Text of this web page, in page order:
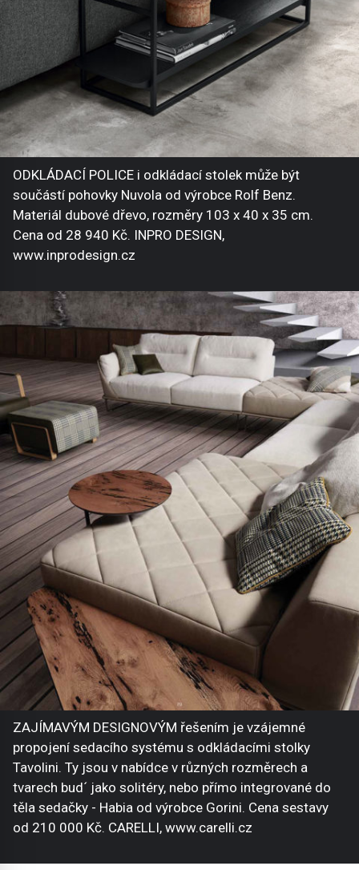
ODKLÁDACÍ POLICE i odkládací stolek může být
součástí pohovky Nuvola od výrobce Rolf Benz.
Materiál dubové dřevo, rozměry 103 x 40 x 35 cm.
Cena od 28 940 Kč. INPRO DESIGN,
www.inprodesign.cz
ZAJÍMAVÝM DESIGNOVÝM řešením je vzájemné
propojení sedacího systému s odkládacími stolky
Tavolini. Ty jsou v nabídce v různých rozměrech a
tvarech bud´ jako solitéry, nebo přímo integrované do
těla sedačky - Habia od výrobce Gorini. Cena sestavy
od 210 000 Kč. CARELLI, www.carelli.cz